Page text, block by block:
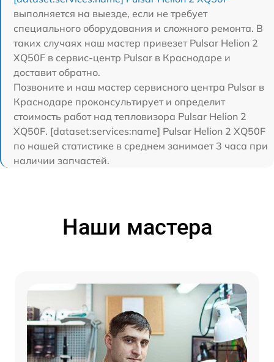
выполняется на выезде, если не требует
специального оборудования и сложного ремонта. В
таких случаях наш мастер привезет Pulsar Helion 2
XQ50F в сервис-центр Pulsar в Краснодаре и
доставит обратно.
Позвоните и наш мастер сервисного центра Pulsar в
Краснодаре проконсультирует и определит
стоимость работ над тепловизора Pulsar Helion 2
XQ50F. [dataset:services:name] Pulsar Helion 2 XQ50F
по нашей статистике в среднем занимает 3 часа при
наличии запчастей.
Наши мастера